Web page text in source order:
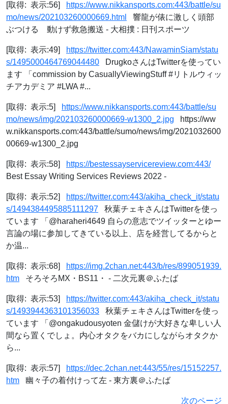
[取得: 表示:56]
https://www.nikkansports.com:443/battle/su
mo/news/202103260000669.html
響龍が俵に激しく頭部
ぶつける 動けず救急搬送 - 大相撲 : 日刊スポーツ
[取得: 表示:49]
https://twitter.com:443/NawaminSiam/statu
s/1495000464769044480 DrugkoさんはTwitterを使ってい
ます 「commission by CasuallyViewingStuff #リトルウィッ
チアカデミア #LWA #...
[取得: 表示:5]
https://www.nikkansports.com:443/battle/su
mo/news/img/202103260000669-w1300_2.jpg https://ww
w.nikkansports.com:443/battle/sumo/news/img/2021032600
00669-w1300_2.jpg
[取得: 表示:58]
https://bestessayservicereview.com:443/
Best Essay Writing Services Reviews 2022 -
[取得: 表示:52]
https://twitter.com:443/akiha_check_it/statu
s/1494384495885111297 秋葉チェキさんはTwitterを使っ
ています 「@haraheri4649 自らの意志でツイッターとゆー
言論の場に参加してきている以上、店を経営してるからと
か温...
[取得: 表示:68]
https://img.2chan.net:443/b/res/899051939.
htm そろそろMX・BS11・ - 二次元裏＠ふたば
[取得: 表示:53]
https://twitter.com:443/akiha_check_it/statu
s/1493944363101356033 秋葉チェキさんはTwitterを使っ
ています 「@ongakudousyoten 金儲けが大好きな卑しい人
間なら置くでしょ。内心オタクをバカにしながらオタクか
ら...
[取得: 表示:57]
https://dec.2chan.net:443/55/res/15152257.
htm 幽々子の着付けって左 - 東方裏＠ふたば
次のページ